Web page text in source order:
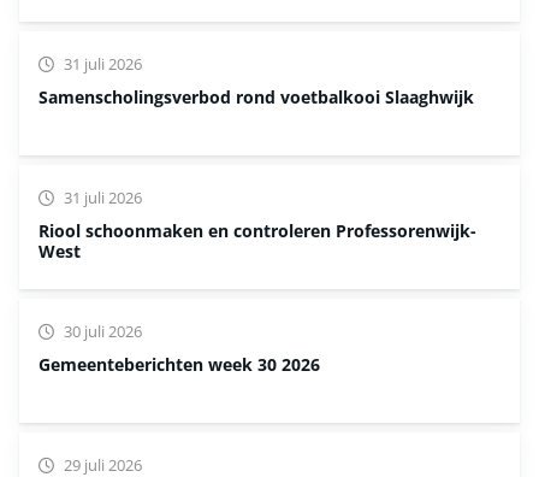
Samenscholingsverbod rond voetbalkooi Slaaghwijk
31 juli 2026
Riool schoonmaken en controleren Professorenwijk-
West
31 juli 2026
Gemeenteberichten week 30 2026
30 juli 2026
29 juli 2026